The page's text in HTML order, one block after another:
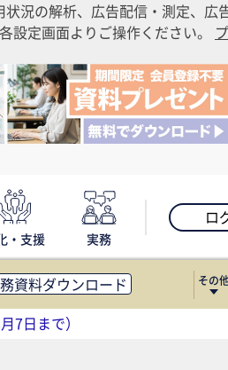
況の解析、広告配信・測定、広
定画面よりご操作ください。
・支援 実務
ロ
資料ダウンロード
FM・オフィス移転
調査・レポート
その
7日まで）